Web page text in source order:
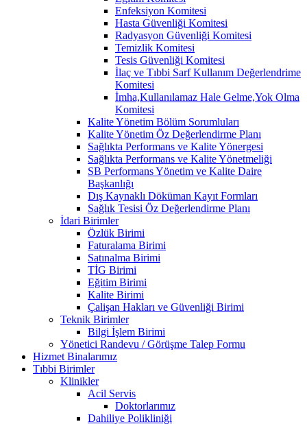
Enfeksiyon Komitesi
Hasta Güvenliği Komitesi
Radyasyon Güvenliği Komitesi
Temizlik Komitesi
Tesis Güvenliği Komitesi
İlaç ve Tıbbi Sarf Kullanım Değerlendrime
Komitesi
İmha,Kullanılamaz Hale Gelme,Yok Olma
Komitesi
Kalite Yönetim Bölüm Sorumluları
Kalite Yönetim Öz Değerlendirme Planı
Sağlıkta Performans ve Kalite Yönergesi
Sağlıkta Performans ve Kalite Yönetmeliği
SB Performans Yönetim ve Kalite Daire
Başkanlığı
Dış Kaynaklı Döküman Kayıt Formları
Sağlık Tesisi Öz Değerlendirme Planı
İdari Birimler
Özlük Birimi
Faturalama Birimi
Satınalma Birimi
TİG Birimi
Eğitim Birimi
Kalite Birimi
Çalişan Hakları ve Güvenliği Birimi
Teknik Birimler
Bilgi İşlem Birimi
Yönetici Randevu / Görüşme Talep Formu
Hizmet Binalarımız
Tıbbi Birimler
Klinikler
Acil Servis
Doktorlarımız
Dahiliye Polikliniği